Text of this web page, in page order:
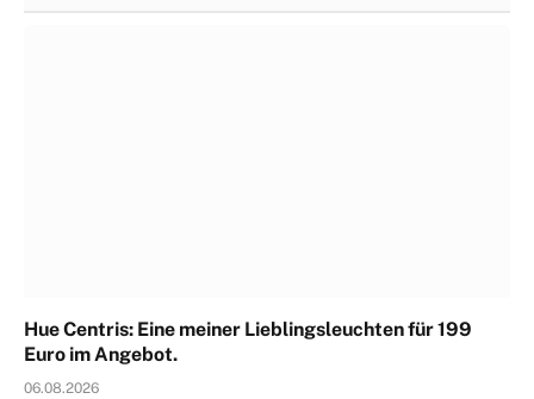
Hue Centris: Eine meiner Lieblingsleuchten für 199
Euro im Angebot.
06.08.2026